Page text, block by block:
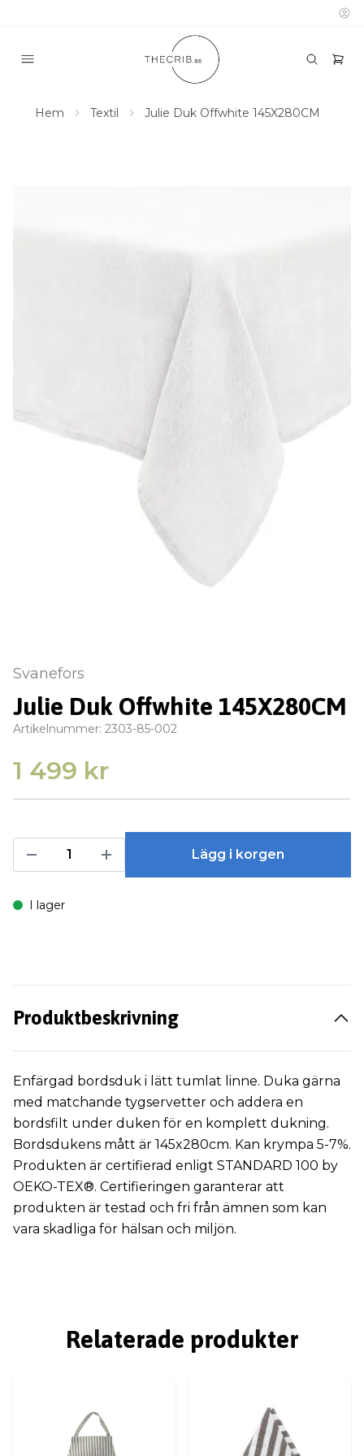
Hem Textil Julie Duk Offwhite 145X280CM
Svanefors
Julie Duk Offwhite 145X280CM
Artikelnummer: 2303-85-002
1 499 kr
Lägg i korgen
I lager
Produktbeskrivning
Enfärgad bordsduk i lätt tumlat linne. Duka gärna
med matchande tygservetter och addera en
bordsfilt under duken för en komplett dukning.
Bordsdukens mått är 145x280cm. Kan krympa 5-7%.
Produkten är certifierad enligt STANDARD 100 by
OEKO-TEX®. Certifieringen garanterar att
produkten är testad och fri från ämnen som kan
vara skadliga för hälsan och miljön.
Relaterade produkter